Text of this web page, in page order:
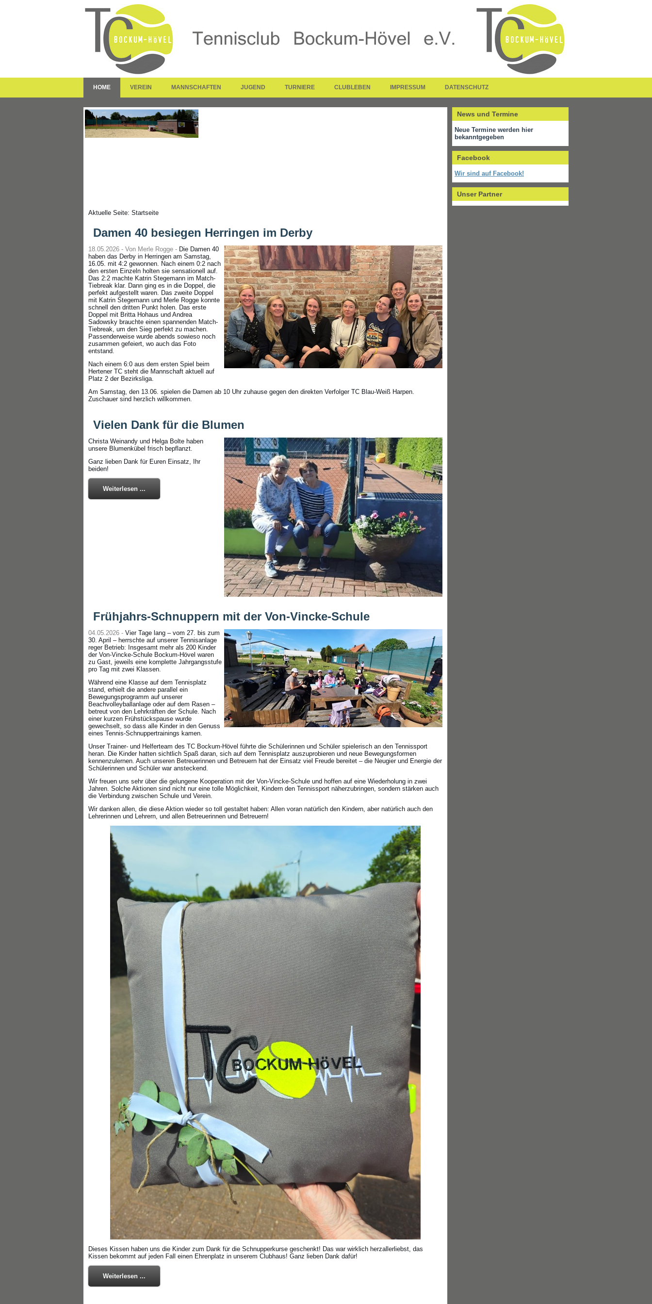
HOME VEREIN MANNSCHAFTEN JUGEND TURNIERE CLUBLEBEN IMPRESSUM DATENSCHUTZ
Aktuelle Seite: Startseite
Damen 40 besiegen Herringen im Derby
18.05.2026 - Von Merle Rogge - Die Damen 40
haben das Derby in Herringen am Samstag,
16.05. mit 4:2 gewonnen. Nach einem 0:2 nach
den ersten Einzeln holten sie sensationell auf.
Das 2:2 machte Katrin Stegemann im Match-
Tiebreak klar. Dann ging es in die Doppel, die
perfekt aufgestellt waren. Das zweite Doppel
mit Katrin Stegemann und Merle Rogge konnte
schnell den dritten Punkt holen. Das erste
Doppel mit Britta Hohaus und Andrea
Sadowsky brauchte einen spannenden Match-
Tiebreak, um den Sieg perfekt zu machen.
Passenderweise wurde abends sowieso noch
zusammen gefeiert, wo auch das Foto
entstand.
Nach einem 6:0 aus dem ersten Spiel beim
Hertener TC steht die Mannschaft aktuell auf
Platz 2 der Bezirksliga.
Am Samstag, den 13.06. spielen die Damen ab 10 Uhr zuhause gegen den direkten Verfolger TC Blau-Weiß Harpen.
Zuschauer sind herzlich willkommen.
Vielen Dank für die Blumen
Christa Weinandy und Helga Bolte haben
unsere Blumenkübel frisch bepflanzt.
Ganz lieben Dank für Euren Einsatz, Ihr
beiden!
Weiterlesen ...
Frühjahrs-Schnuppern mit der Von-Vincke-Schule
04.05.2026 - Vier Tage lang – vom 27. bis zum
30. April – herrschte auf unserer Tennisanlage
reger Betrieb: Insgesamt mehr als 200 Kinder
der Von-Vincke-Schule Bockum-Hövel waren
zu Gast, jeweils eine komplette Jahrgangsstufe
pro Tag mit zwei Klassen.
Während eine Klasse auf dem Tennisplatz
stand, erhielt die andere parallel ein
Bewegungsprogramm auf unserer
Beachvolleyballanlage oder auf dem Rasen –
betreut von den Lehrkräften der Schule. Nach
einer kurzen Frühstückspause wurde
gewechselt, so dass alle Kinder in den Genuss
eines Tennis-Schnuppertrainings kamen.
Unser Trainer- und Helferteam des TC Bockum-Hövel führte die Schülerinnen und Schüler spielerisch an den Tennissport
heran. Die Kinder hatten sichtlich Spaß daran, sich auf dem Tennisplatz auszuprobieren und neue Bewegungsformen
kennenzulernen. Auch unseren Betreuerinnen und Betreuern hat der Einsatz viel Freude bereitet – die Neugier und Energie der
Schülerinnen und Schüler war ansteckend.
Wir freuen uns sehr über die gelungene Kooperation mit der Von-Vincke-Schule und hoffen auf eine Wiederholung in zwei
Jahren. Solche Aktionen sind nicht nur eine tolle Möglichkeit, Kindern den Tennissport näherzubringen, sondern stärken auch
die Verbindung zwischen Schule und Verein.
Wir danken allen, die diese Aktion wieder so toll gestaltet haben: Allen voran natürlich den Kindern, aber natürlich auch den
Lehrerinnen und Lehrern, und allen Betreuerinnen und Betreuern!
Dieses Kissen haben uns die Kinder zum Dank für die Schnupperkurse geschenkt! Das war wirklich herzallerliebst, das
Kissen bekommt auf jeden Fall einen Ehrenplatz in unserem Clubhaus! Ganz lieben Dank dafür!
Weiterlesen ...
News und Termine
Neue Termine werden hier
bekanntgegeben
Facebook
Wir sind auf Facebook!
Unser Partner